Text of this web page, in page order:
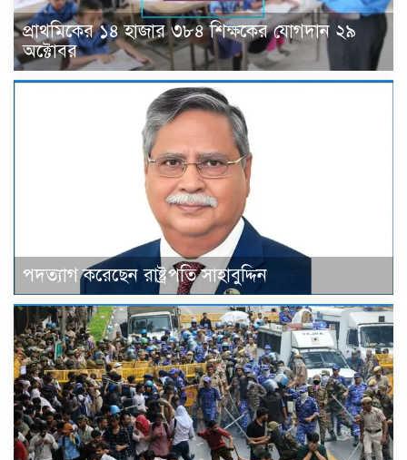
প্রাথমিকের ১৪ হাজার ৩৮৪ শিক্ষকের যোগদান ২৯
অক্টোবর
পদত্যাগ করেছেন রাষ্ট্রপতি সাহাবুদ্দিন